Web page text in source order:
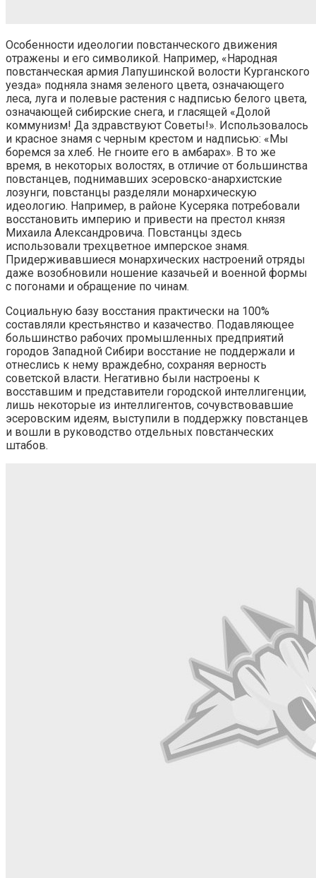
Особенности идеологии повстанческого движения
отражены и его символикой. Например, «Народная
повстанческая армия Лапушинской волости Курганского
уезда» подняла знамя зеленого цвета, означающего
леса, луга и полевые растения с надписью белого цвета,
означающей сибирские снега, и гласящей «Долой
коммунизм! Да здравствуют Советы!». Использовалось
и красное знамя с черным крестом и надписью: «Мы
боремся за хлеб. Не гноите его в амбарах». В то же
время, в некоторых волостях, в отличие от большинства
повстанцев, поднимавших эсеровско-анархистские
лозунги, повстанцы разделяли монархическую
идеологию. Например, в районе Кусеряка потребовали
восстановить империю и привести на престол князя
Михаила Александровича. Повстанцы здесь
использовали трехцветное имперское знамя.
Придерживавшиеся монархических настроений отряды
даже возобновили ношение казачьей и военной формы
с погонами и обращение по чинам.
Социальную базу восстания практически на 100%
составляли крестьянство и казачество. Подавляющее
большинство рабочих промышленных предприятий
городов Западной Сибири восстание не поддержали и
отнеслись к нему враждебно, сохраняя верность
советской власти. Негативно были настроены к
восставшим и представители городской интеллигенции,
лишь некоторые из интеллигентов, сочувствовавшие
эсеровским идеям, выступили в поддержку повстанцев
и вошли в руководство отдельных повстанческих
штабов.